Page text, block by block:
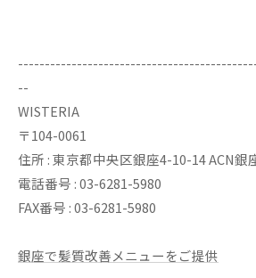
--
WISTERIA
〒104-0061
住所 : 東京都中央区銀座4-10-14 ACN銀
電話番号 : 03-6281-5980
FAX番号 : 03-6281-5980
銀座で髪質改善メニューをご提供